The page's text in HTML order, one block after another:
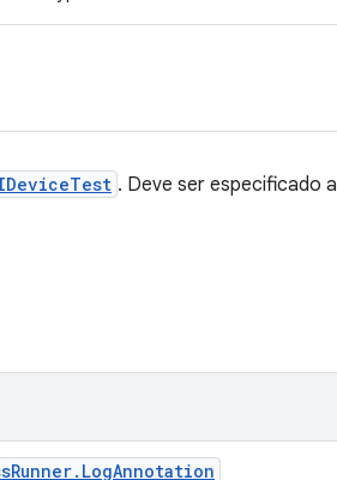
. Deve ser especificado
Runner. LogAnnotation